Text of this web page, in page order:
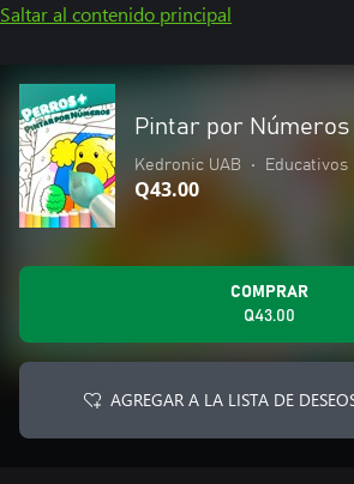
Saltar al contenido principal
Pintar por
Kedronic UAB • Educativos
Q43.00
COMPRAR
Q43.00
AGREGAR A LA LISTA DE